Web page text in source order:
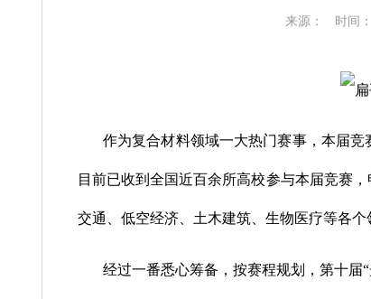
来源： 时间：
作为复合材料领域一大热门赛事，本届
目前已收到全国近百余所高校参与本届竞赛
交通、低空经济、土木建筑、生物医疗等各个
经过一番悉心筹备，按赛程规划，第十届